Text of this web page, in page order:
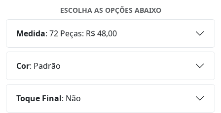
ESCOLHA AS OPÇÕES ABAIXO
Medida: 72 Peças: R$ 48,00
Cor: Padrão
Toque Final: Não